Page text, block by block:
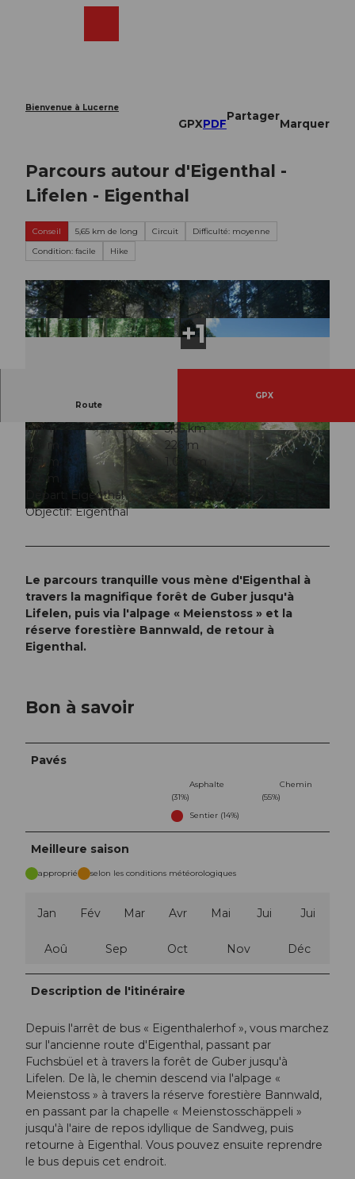
Bienvenue à Lucerne
GPXPDF
Partager
Marquer
Parcours autour d'Eigenthal -
Lifelen - Eigenthal
Conseil 5,65 km de long Circuit
Difficulté: moyenne
Condition: facile
Hike
© Pro Eigenthal Schwarzenberg
© Pro Eigenthal Schwarzenberg © Pro Eigenthal Schwarzenberg
Route
GPX
1:44 h
5,65 km
226 m
226 m
791 m
1.017 m
226 m
Départ: Eigenthal
Objectif: Eigenthal
Le parcours tranquille vous mène d'Eigenthal à
travers la magnifique forêt de Guber jusqu'à
Lifelen, puis via l'alpage « Meienstoss » et la
réserve forestière Bannwald, de retour à
Eigenthal.
Bon à savoir
Pavés
Asphalte
(31%)
Chemin
(55%)
Sentier (14%)
Meilleure saison
approprié selon les conditions météorologiques
Jan Fév Mar Avr Mai Jui Jui
Aoû Sep Oct Nov Déc
Description de l'itinéraire
Depuis l'arrêt de bus « Eigenthalerhof », vous marchez
sur l'ancienne route d'Eigenthal, passant par
Fuchsbüel et à travers la forêt de Guber jusqu'à
Lifelen. De là, le chemin descend via l'alpage «
Meienstoss » à travers la réserve forestière Bannwald,
en passant par la chapelle « Meienstosschäppeli »
jusqu'à l'aire de repos idyllique de Sandweg, puis
retourne à Eigenthal. Vous pouvez ensuite reprendre
le bus depuis cet endroit.